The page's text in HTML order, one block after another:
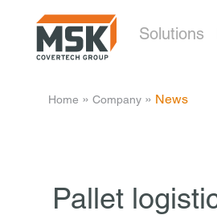
Solutions
Home ­ » ­ Company­ » ­ News
Pallet